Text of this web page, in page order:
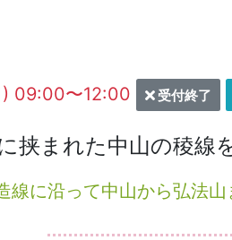
) 09:00〜12:00 受付終了
に挟まれた中山の稜
に沿って中山から弘法